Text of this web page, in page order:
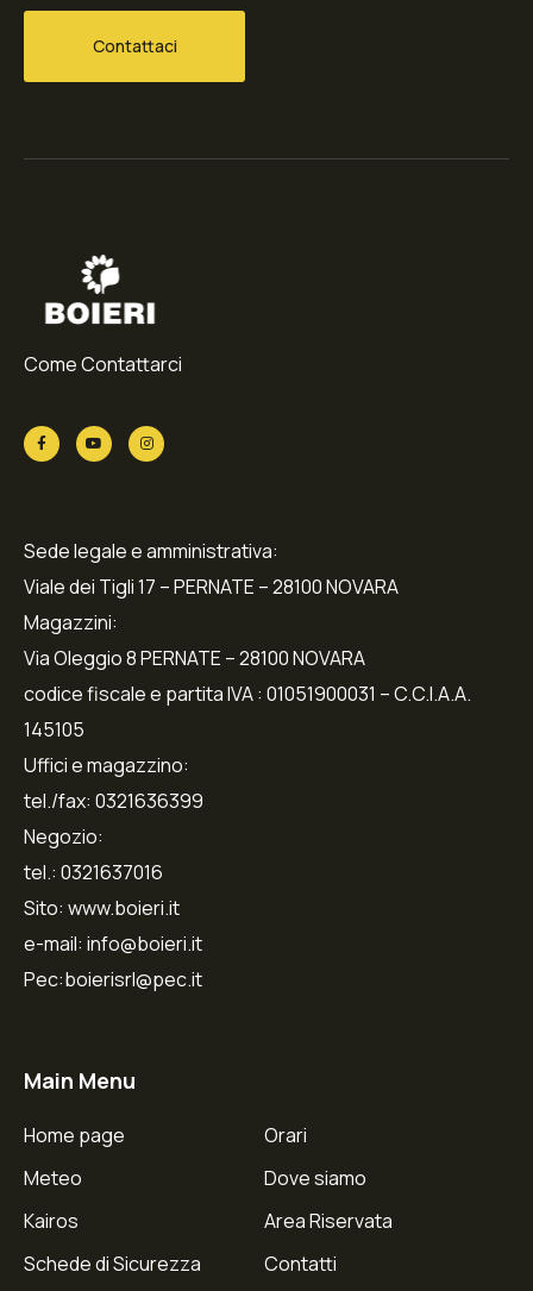
Contattaci
Come Contattarci
Sede legale e amministrativa:
Viale dei Tigli 17 – PERNATE – 28100 NOVARA
Magazzini:
Via Oleggio 8 PERNATE – 28100 NOVARA
codice fiscale e partita IVA : 01051900031 – C.C.I.A.A.
145105
Uffici e magazzino:
tel./fax: 0321636399
Negozio:
tel.: 0321637016
Sito: www.boieri.it
e-mail: info@boieri.it
Pec:boierisrl@pec.it
Main Menu
Home page
Meteo
Kairos
Schede di Sicurezza
Orari
Dove siamo
Area Riservata
Contatti